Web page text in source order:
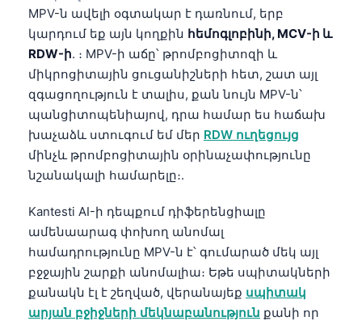
MPV-ն ավելի օգտակար է դառնում, երբ
կարդում եք այն կողքին հեմոգլոբինի, MCV-ի և
RDW-ի. ։ MPV-ի աճը՝ թրոմբոցիտոզի և
միկրոցիտային ցուցանիշների հետ, շատ այլ
զգացողություն է տալիս, քան նույն MPV-ն՝
պանցիտոպենիայով, դրա համար ես հաճախ
խաչաձև ստուգում եմ մեր RDW ուղեցույց
մինչև թրոմբոցիտային օրինաչափությունը
նշանակալի համարելը։.
Kantesti AI-ի դեպքում դիֆերենցիալը
ամենաարագ փոխող անոմալ
համադրությունը MPV-ն է՝ գումարած մեկ այլ
բջջային շարքի անոմալիա։ Եթե սպիտակների
քանակն էլ է շեղված, վերանայեք սպիտակ
արյան բջիջների մեկնաբանություն քանի որ
Kiswahili
አማርኛ
Українська
O‘zbekcha
Català
Қазақ тілі
Suomi
Hrvatski
Slovenčina
كوردی‎
سنڌي